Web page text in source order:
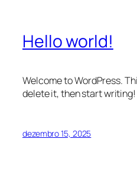
Hello world!
Welcome to WordPress.
delete it, then start writing!
dezembro 15, 2025